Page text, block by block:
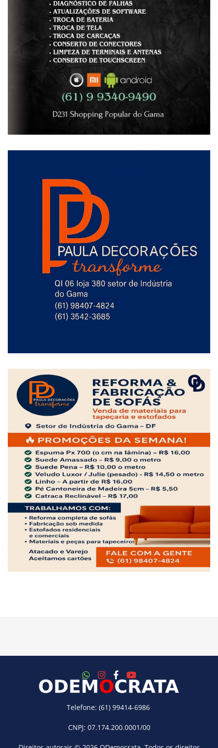
Telefone: (61) 99414-6986
CNPJ: 07.174.200.0001/00